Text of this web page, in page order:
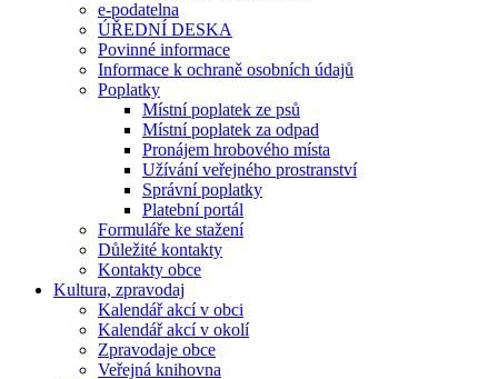
e-podatelna
ÚŘEDNÍ DESKA
Povinné informace
Informace k ochraně osobních údajů
Poplatky
Místní poplatek ze psů
Místní poplatek za odpad
Pronájem hrobového místa
Užívání veřejného prostranství
Správní poplatky
Platební portál
Formuláře ke stažení
Důležité kontakty
Kontakty obce
Kultura, zpravodaj
Kalendář akcí v obci
Kalendář akcí v okolí
Zpravodaje obce
Veřejná knihovna